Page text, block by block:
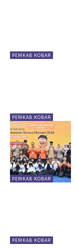
PEMKAB KOBAR
PEMKAB KOBAR
PEMKAB KOBAR
PEMKAB KOBAR